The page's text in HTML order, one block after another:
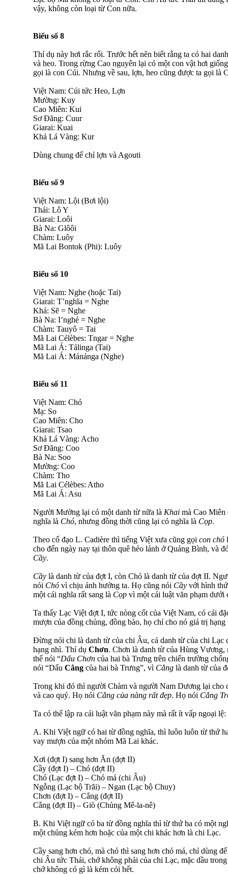
vậy, không còn loại từ Con nữa.
Biểu số 8
Thí dụ này hơi rắc rối. Trước hết nên biết rằng ta có hai
và heo. Trong rừng Cao nguyên lại có một con vật hơi
gọi là con Cúi. Nhưng về sau, lợn, heo cũng được ta gọi là
Việt Nam: Cúi tức Heo, Lợn
Mường: Kuy
Cao Miên: Kui
Sơ Đăng: Cuur
Giarai: Kuai
Khả Lá Vàng: Kur
Dùng chung để chỉ lợn và Agouti
Biểu số 9
Việt Nam: Lội (Bơi lội)
Thái: Lô Y
Giarai: Loôi
Bà Na: Glôôi
Chàm: Luôy
Mã Lai Bontok (Phi): Luôy
Biểu số 10
Việt Nam: Nghe (hoặc Tai)
Giarai: T’nghĩa = Nghe
Khả: Sẽ = Nghe
Bà Na: I’nghẻ = Nghe
Chàm: Tauyô = Tai
Mã Lai Célèbes: Tngar = Nghe
Mã Lai Á: Tảlinga (Tai)
Mã Lai Á: Mảnảnga (Nghe)
Biểu số 11
Việt Nam: Chó
Mạ: So
Cao Miên: Cho
Giarai: Tsao
Khả Lá Vàng: Acho
Sơ Đăng: Coo
Bà Na: Soo
Mường: Coo
Chàm: Tho
Mã Lai Célèbes: Atho
Mã Lai Á: Asu
Người Mường lại có một danh từ nữa là Khai mà Cao
nghĩa là Chó, nhưng đồng thời cũng lại có nghĩa là Cọp.
Theo cố đạo L. Cadière thì tiếng Việt xưa cũng gọi con chó
cho đến ngày nay tại thôn quê hẻo lánh ở Quảng Bình, và
Cầy.
Cầy là danh từ của đợt I, còn Chó là danh từ của đợt II.
nói Chó vì chịu ảnh hưởng ta. Họ cũng nói Cầy với hình
một cái nghĩa rất sang là Cọp vì một cái luật văn phạm dưới
Ta thấy Lạc Việt đợt I, tức nòng cốt của Việt Nam, có cái
mượn của đồng chủng, đồng bào, họ chỉ cho nó giá trị
Đừng nói chi là danh từ của chi Âu, cả danh từ của chi Lạc
hạng nhì. Thí dụ Chơn. Chơn là danh từ của Hùng Vương,
thể nói “Dấu Chơn của hai bà Trưng trên chiến trường
nói “Dấu Cẳng của hai bà Trưng”, vì Cẳng là danh từ của
Trong khi đó thì người Chàm và người Nam Dương lại cho
và cao quý. Họ nói Cẳng của nàng rất đẹp. Họ nói Cẳng
Ta có thể lập ra cái luật văn phạm này mà rất ít vấp ngoại lệ:
A. Khi Việt ngữ có hai từ đồng nghĩa, thì luôn luôn từ thứ
vay mượn của một nhóm Mã Lai khác.
Xơi (đợt I) sang hơn Ăn (đợt II)
Cầy (đợt I) – Chó (đợt II)
Chó (Lạc đợt I) – Chó má (chi Âu)
Ngỗng (Lạc bộ Trãi) – Ngan (Lạc bộ Chuy)
Chơn (đợt I) – Cẳng (đợt II)
Cẳng (đợt II) – Giò (Chủng Mê-la-nê)
B. Khi Việt ngữ có ba từ đồng nghĩa thì từ thứ ba có một
một chủng kém hơn hoặc của một chi khác hơn là chi Lạc.
Cầy sang hơn chó, mà chó thì sang hơn chó má, chỉ dùng
chi Âu tức Thái, chớ không phải của chi Lạc, mặc dầu
chớ không có gì là kém cỏi hết.